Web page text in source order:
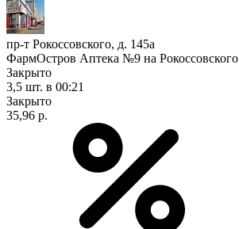
пр-т Рокоссовского, д. 145а
ФармОстров Аптека №9 на Рокоссовского
Закрыто
3,5 шт. в 00:21
Закрыто
35,96 р.